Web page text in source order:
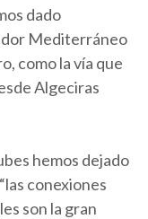
dado
Mediterráneo
como la vía que
Algeciras
hemos dejado
conexiones
son la gran